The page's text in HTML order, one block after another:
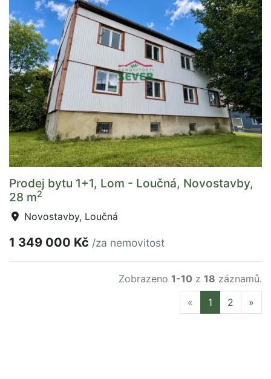
Prodej bytu 1+1, Lom - Loučná, Novostavby,
28 m2
Novostavby, Loučná
1 349 000 Kč /za nemovitost
Zobrazeno 1-10 z 18 záznamů.
« Previous
1 2 »